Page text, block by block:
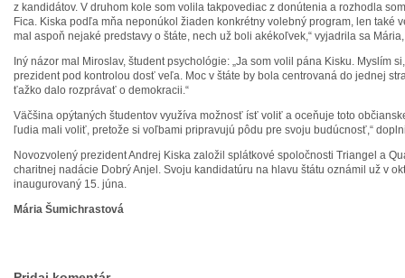
z kandidátov. V druhom kole som volila takpovediac z donútenia a rozhodla
Fica. Kiska podľa mňa neponúkol žiaden konkrétny volebný program, len také
mal aspoň nejaké predstavy o štáte, nech už boli akékoľvek,“ vyjadrila sa
Iný názor mal Miroslav, študent psychológie: „Ja som volil pána Kisku. Myslím
prezident pod kontrolou dosť veľa. Moc v štáte by bola centrovaná do jednej
ťažko dalo rozprávať o demokracii.“
Väčšina opýtaných študentov využíva možnosť ísť voliť a oceňuje toto
ľudia mali voliť, pretože si voľbami pripravujú pôdu pre svoju budúcnosť,“
Novozvolený prezident Andrej Kiska založil splátkové spoločnosti Triangel a
charitnej nadácie Dobrý Anjel. Svoju kandidatúru na hlavu štátu oznámil už v
inaugurovaný 15. júna.
Mária Šumichrastová